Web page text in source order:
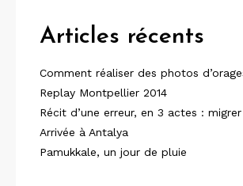
Articles récents
Comment réaliser des photos
Replay Montpellier 2014
Récit d’une erreur, en 3 actes :
Arrivée à Antalya
Pamukkale, un jour de pluie